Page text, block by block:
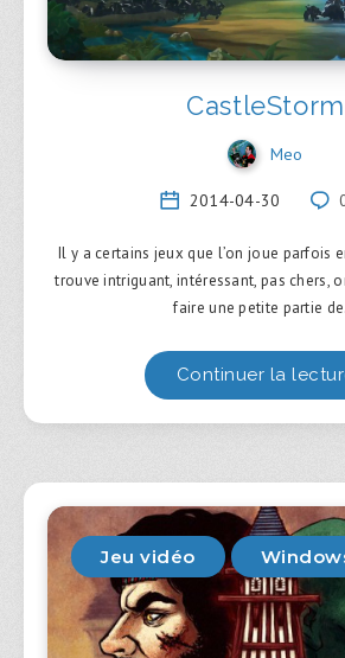
CastleStorm
Meo
2014-04-30
Il y a certains jeux que l’on joue parfois
trouve intriguant, intéressant, pas chers,
faire une petite partie
Continuer la
Jeu vidéo